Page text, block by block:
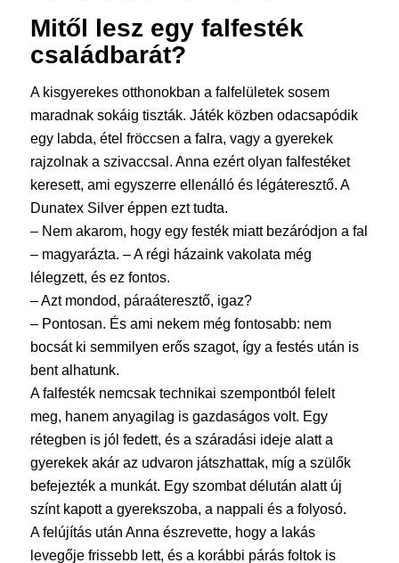
Mitől lesz egy falfesték
családbarát?
A kisgyerekes otthonokban a falfelületek sosem
maradnak sokáig tiszták. Játék közben odacsapódik
egy labda, étel fröccsen a falra, vagy a gyerekek
rajzolnak a szivaccsal. Anna ezért olyan falfestéket
keresett, ami egyszerre ellenálló és légáteresztő. A
Dunatex Silver éppen ezt tudta.
– Nem akarom, hogy egy festék miatt bezáródjon a fal
– magyarázta. – A régi házaink vakolata még
lélegzett, és ez fontos.
– Azt mondod, páraáteresztő, igaz?
– Pontosan. És ami nekem még fontosabb: nem
bocsát ki semmilyen erős szagot, így a festés után is
bent alhatunk.
A falfesték nemcsak technikai szempontból felelt
meg, hanem anyagilag is gazdaságos volt. Egy
rétegben is jól fedett, és a száradási ideje alatt a
gyerekek akár az udvaron játszhattak, míg a szülők
befejezték a munkát. Egy szombat délután alatt új
színt kapott a gyerekszoba, a nappali és a folyosó.
A felújítás után Anna észrevette, hogy a lakás
levegője frissebb lett, és a korábbi párás foltok is